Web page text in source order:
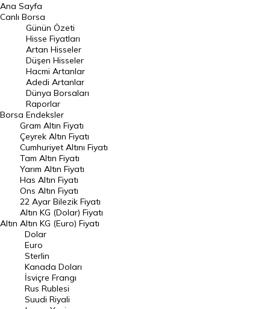
BIST 100 Hisseleri
En Çok Artan Hisseler
En Çok Düşen Hisseler
Hacmi Artanlar
Geçmiş Kapanışlar
Dünya Borsaları
Raporlar
Endeksler
DÖVİZ
Döviz Kuru
Dolar Kuru
Euro Kuru
Pound Kuru
Frank Kuru
Riyal Kuru
Ana Sayfa
Canlı Borsa
Borsa
Günün Özeti
Hisse Fiyatları
Artan Hisseler
Düşen Hisseler
Hacmi Artanlar
Adedi Artanlar
Dünya Borsaları
Raporlar
Endeksler
Altın
Gram Altın Fiyatı
Çeyrek Altın Fiyatı
Cumhuriyet Altını Fiyatı
Tam Altın Fiyatı
Yarım Altın Fiyatı
Has Altın Fiyatı
Ons Altın Fiyatı
22 Ayar Bilezik Fiyatı
Altın KG (Dolar) Fiyatı
Altın KG (Euro) Fiyatı
Dolar
Euro
Sterlin
Kanada Doları
İsviçre Frangı
Rus Rublesi
Suudi Riyali